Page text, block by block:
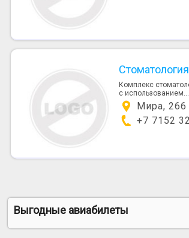
Комплекс
с использованием...
Мира, 266
+7 7152
Выгодные авиабилеты